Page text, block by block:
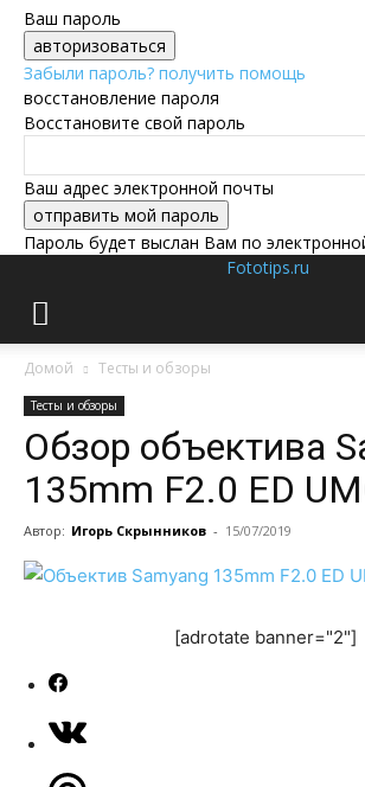
Ваш пароль
Забыли пароль? получить помощь
восстановление пароля
Восстановите свой пароль
Ваш адрес электронной почты
Пароль будет выслан Вам по
Fototips.ru
Домой Тесты и обзоры
Тесты и обзоры
Обзор объектива
135mm F2.0 ED
Автор: Игорь Скрынников - 15/07/2019
[adrotate banner="2"]